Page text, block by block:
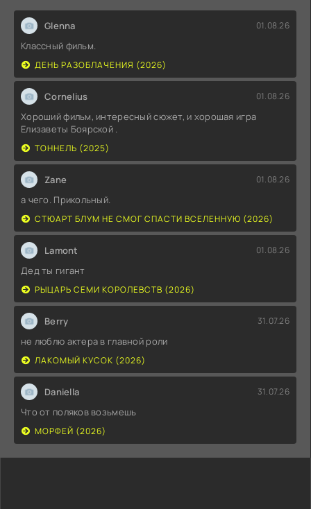
Glenna 01.08.26
Классный фильм.
ДЕНЬ РАЗОБЛАЧЕНИЯ (2026)
Cornelius 01.08.26
Хороший фильм, интересный сюжет, и хорошая игра
Елизаветы Боярской .
ТОННЕЛЬ (2025)
Zane 01.08.26
а чего. Прикольный.
СТЮАРТ БЛУМ НЕ СМОГ СПАСТИ ВСЕЛЕННУЮ (2026)
Lamont 01.08.26
Дед ты гигант
РЫЦАРЬ СЕМИ КОРОЛЕВСТВ (2026)
Berry 31.07.26
не люблю актера в главной роли
ЛАКОМЫЙ КУСОК (2026)
Daniella 31.07.26
Что от поляков возьмешь
МОРФЕЙ (2026)